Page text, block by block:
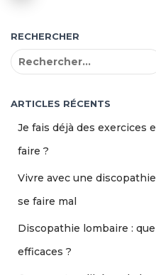
RECHERCHER
R
h
ARTICLES RÉCENTS
Je fais déjà des exercices
faire ?
Vivre avec une
se faire mal
Discopathie lombaire :
efficaces ?